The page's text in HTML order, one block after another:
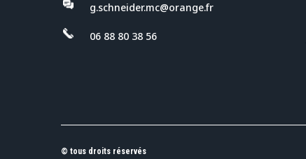
g.schneider.mc@orange.fr
06 88 80 38 56
© tous droits réservés